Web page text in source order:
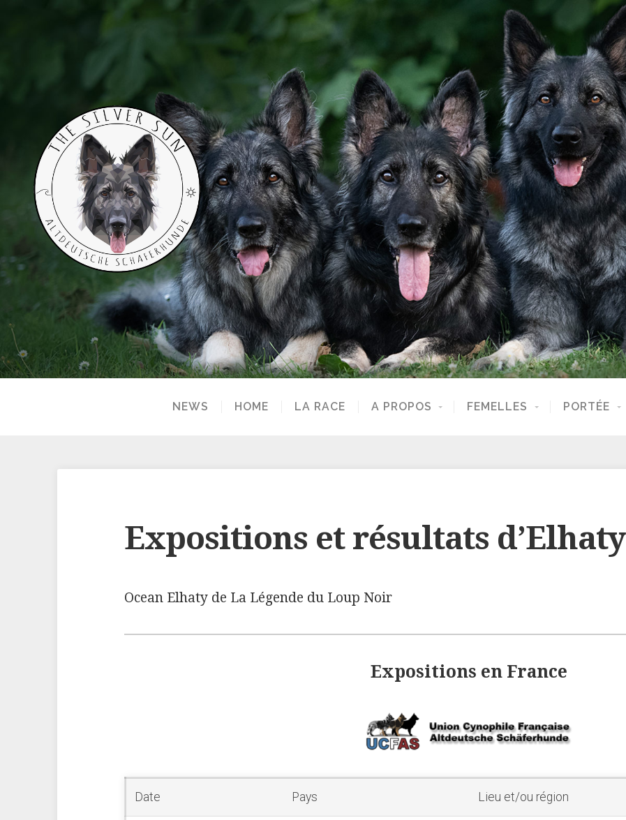
NEWS HOME LA RACE A PROPOS FEMELLES PORTÉE
Expositions et résultats d’Elhaty
Ocean Elhaty de La Légende du Loup Noir
Expositions en France
Date Pays Lieu et/ou région